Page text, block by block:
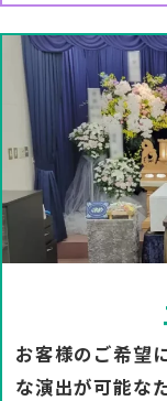
お客様のご希望
な演出が可能な